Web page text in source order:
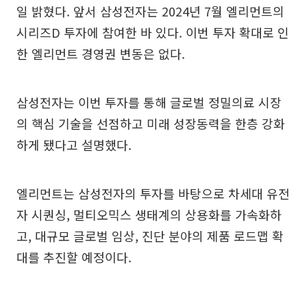
일 밝혔다. 앞서 삼성전자는 2024년 7월 엘리먼트의
시리즈D 투자에 참여한 바 있다. 이번 투자 확대로 인
한 엘리먼트 경영권 변동은 없다.
삼성전자는 이번 투자를 통해 글로벌 정밀의료 시장
의 핵심 기술을 선점하고 미래 성장동력을 한층 강화
하게 됐다고 설명했다.
엘리먼트는 삼성전자의 투자를 바탕으로 차세대 유전
자 시퀀싱, 멀티오믹스 생태계의 상용화를 가속화하
고, 대규모 글로벌 임상, 진단 분야의 제품 로드맵 확
대를 추진할 예정이다.